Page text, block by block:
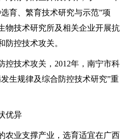
育、繁育技术研究与示范”项
物技术研究所及相关企业开展抗
防控技术攻关。
技术攻关，2012年，南宁市科
生规律及综合防控技术研究”重
优异
业支撑产业，选育适宜在广西